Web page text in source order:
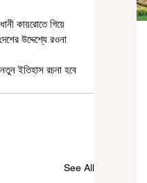
উদ্দেশ্যে রওনা
See All